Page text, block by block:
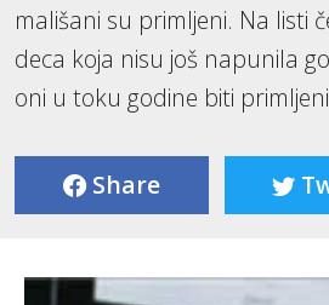
mališani su primljeni. Na listi
deca koja nisu još napunila
oni u toku godine biti
Share